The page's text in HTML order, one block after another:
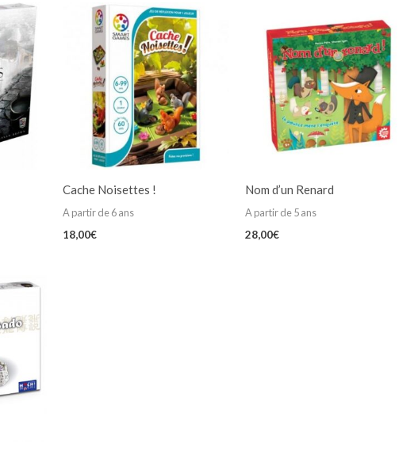
Cache Noisettes !
A partir de 6 ans
18,00€
Nom d’un Renard
A partir de 5 ans
28,00€